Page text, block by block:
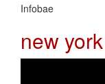
Infobae
new